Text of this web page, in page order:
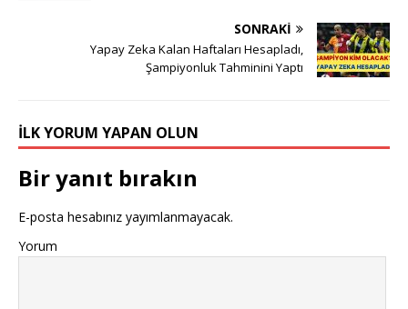
SONRAKI
Yapay Zeka Kalan Haftaları Hesapladı,
Şampiyonluk Tahminini Yaptı
İLK YORUM YAPAN OLUN
Bir yanıt bırakın
E-posta hesabınız yayımlanmayacak.
Yorum